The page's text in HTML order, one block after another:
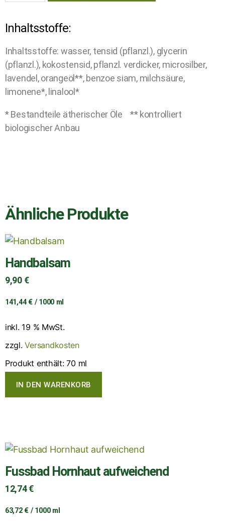
Inhaltsstoffe:
Inhaltsstoffe: wasser, tensid (pflanzl.), glycerin
(pflanzl.), kokostensid, pflanzl. verdicker, microsilber,
lavendel, orangeöl**, benzoe siam, milchsäure,
limonene*, linalool*
* Bestandteile ätherischer Öle ** kontrolliert
biologischer Anbau
Ähnliche Produkte
Handbalsam
9,90 €
141,44 €/ 1000 ml
inkl. 19 % MwSt.
zzgl.Versandkosten
Produkt enthält: 70 ml
IN DEN WARENKORB
Fussbad Hornhaut aufweichend
12,74€
63,72 € / 1000 ml